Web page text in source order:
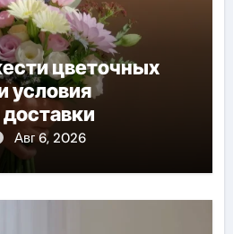
цветочных
условия
Авг 6, 2026